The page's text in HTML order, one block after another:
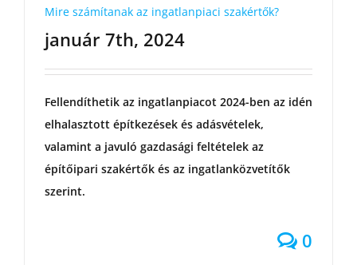
Mire számítanak az ingatlanpiaci szakértők?
január 7th, 2024
Fellendíthetik az ingatlanpiacot 2024-ben az idén
elhalasztott építkezések és adásvételek,
valamint a javuló gazdasági feltételek az
építőipari szakértők és az ingatlanközvetítők
szerint.
0